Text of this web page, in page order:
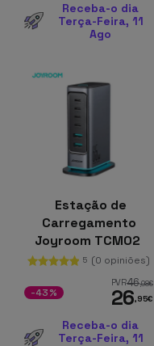
Receba-o dia
Terça-Feira, 11
Ago
Estação de
Carregamento
Joyroom TCM02
5 (0 opiniões)
PVR46,98€
26,95€
-43%
Receba-o dia
Terça-Feira, 11